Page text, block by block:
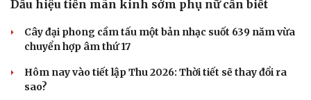
Dấu hiệu tiền mãn kinh sớm phụ nữ cần biết
Cây đại phong cầm tấu một bản nhạc suốt 639 năm vừa
chuyển hợp âm thứ 17
Hôm nay vào tiết lập Thu 2026: Thời tiết sẽ thay đổi ra
sao?